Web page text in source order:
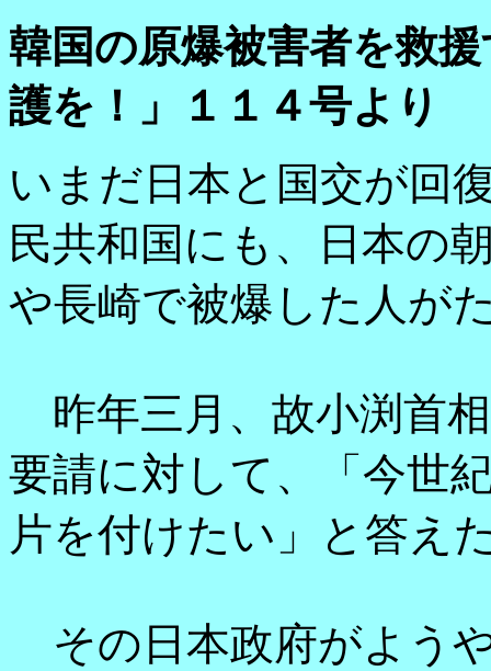
韓国の原爆被害者を救
護を！」１１４号より
いまだ日本と国交が回
民共和国にも、日本の
や長崎で被爆した人が
昨年三月、故小渕首
要請に対して、「今世
片を付けたい」と答え
その日本政府がよう